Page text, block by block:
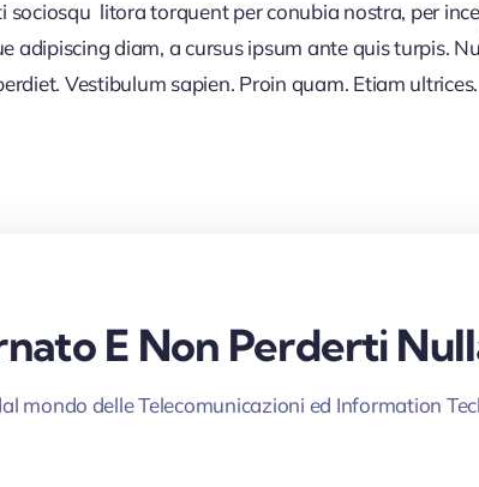
litora torquent per conubia nostra, per
diam, a cursus ipsum ante quis turpis.
Vestibulum sapien. Proin quam. Etiam
E Non Perderti
mondo delle Telecomunicazioni ed Information